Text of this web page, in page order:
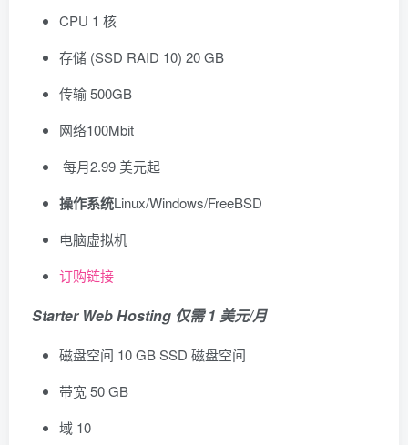
CPU 1 核
存储 (SSD RAID 10) 20 GB
传输 500GB
网络100Mbit
每月2.99 美元起
操作系统Linux/Windows/FreeBSD
电脑虚拟机
订购链接
Starter Web Hosting 仅需 1 美元/月
磁盘空间 10 GB SSD 磁盘空间
带宽 50 GB
域 10